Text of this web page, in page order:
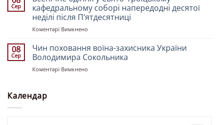
Франківський
і
Галицький
Божественну
у
Сер
кафедральному соборі напередодні десятої
неділі після Пʼятдесятниці
Коментарі Вимкнено
бдіння
у
Свято-
08
Сер
Чин поховання воїна-захисника України
Володимира Сокольника
Коментарі Вимкнено
Календар